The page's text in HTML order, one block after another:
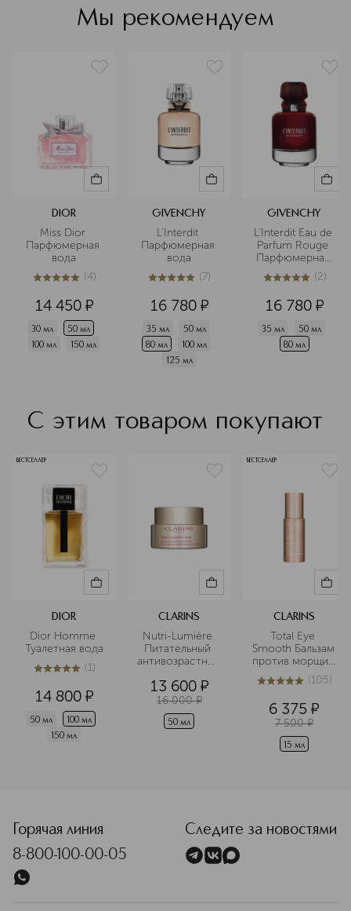
Подробнее
Мы рекомендуем
DIOR
Miss Dior
Парфюмерная
вода
5из 54 (4)
14 450 ¤
30 мл
50 мл
100 мл
150 мл
GIVENCHY
L'Interdit
Парфюмерная
вода
5из 57 (7)
16 780 ¤
35 мл
50 мл
80 мл
100 мл
125 мл
GIVENCHY
L’Interdit Eau de
Parfum Rouge
Парфюмерная
вода
5из 52 (2)
16 780 ¤
35 мл
50 мл
80 мл
С этим товаром покупают
БЕСТСЕЛЛЕР
DIOR
Dior Homme
Туалетная вода
5из 51 (1)
14 800 ¤
50 мл
100 мл
150 мл
CLARINS
Nutri-Lumière
Питательный
антивозрастной
придающий
сияние зрелой
коже
13 600 ¤
16 000 ¤
50 мл
БЕСТСЕЛЛЕР
CLARINS
Total Eye
Smooth Бальзам
против морщин
для кожи
вокруг глаз
4.9из5105 (105)
6 375 ¤
7 500 ¤
15 мл
Горячая линия
8-800-100-00-05
Следите за новостями